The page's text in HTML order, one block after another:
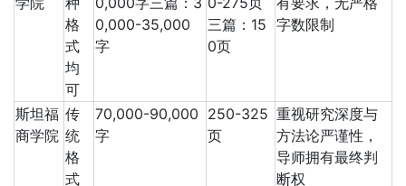
格
式
均
可
0,000-35,000
字
三篇：15
0页
字数限制
斯坦福
商学院
传
统
格
式
70,000-90,000
字
250-325
页
重视研究深度与
方法论严谨性，
导师拥有最终判
断权